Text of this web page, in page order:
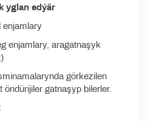
yglan edýär
enjamlary
enjamlary, aragatnaşyk
görkezilen
gatnaşyp bilerler.